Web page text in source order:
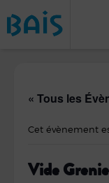
« Tous les
Cet évènement
Vide